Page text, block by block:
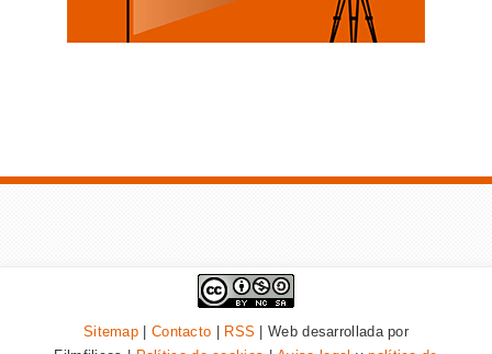
Sitemap Contacto RSS | Web desarrollada por